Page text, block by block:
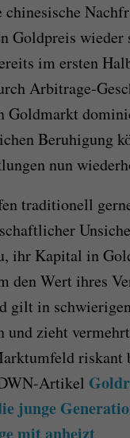
chinesische
Goldpreis wieder
im ersten
Arbitrage-
Goldmarkt
Beruhigung
nun
traditionell
ihr Kapital in
den Wert ihres
gilt in
und zieht
riskant
Artikel
junge